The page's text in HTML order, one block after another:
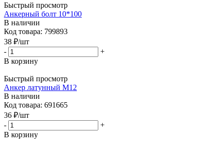
Быстрый просмотр
Анкерный болт 10*100
В наличии
Код товара: 799893
38 ₽/шт
-
+
В корзину
Быстрый просмотр
Анкер латунный М12
В наличии
Код товара: 691665
36 ₽/шт
-
+
В корзину